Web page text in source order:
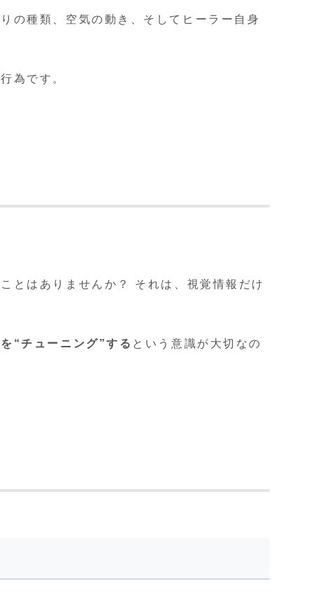
の種類、空気の動き、そしてヒーラー自身
為です。
とはありませんか？ それは、視覚情報だけ
“チューニング”する という意識が大切なの